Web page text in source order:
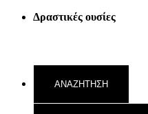
Δραστικές ουσίες